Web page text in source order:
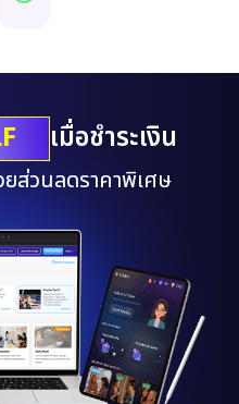
เมื่อชำระเงิน
ยส่วนลดราคาพิเศษ